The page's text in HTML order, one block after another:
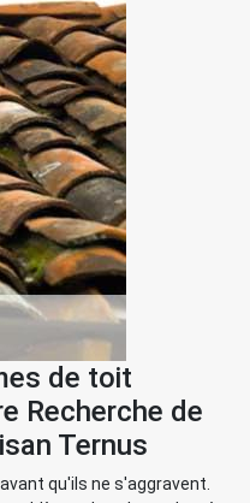
de toit
Recherche de
Ternus
qu'ils ne s'aggravent.